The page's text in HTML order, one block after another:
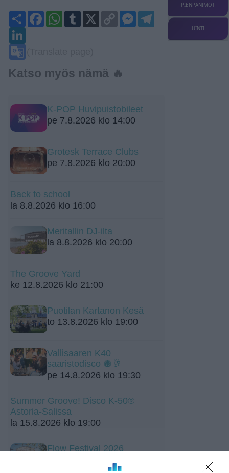
ShareFacebookWhatsApp
Tumblr
X
Copy
Link
Messenger
Telegram
Katso myös nämä 🔥
K-POP Huvipuistobileet
pe 7.8.2026 klo 14:00
Grotesk Terrace Clubs
pe 7.8.2026 klo 20:00
Back to school
la 8.8.2026 klo 16:00
Meritallin DJ-ilta
la 8.8.2026 klo 20:00
The Groove Yard
ke 12.8.2026 klo 21:00
Puotilan Kartanon Kesä
to 13.8.2026 klo 19:00
Vallisaaren K40
saaristodisco 🪩🥂
pe 14.8.2026 klo 19:30
Summer Groove! Disco K-50®
Astoria-Salissa
la 15.8.2026 klo 19:00
Flow Festival 2026
PIENPANIMOT
UINTI